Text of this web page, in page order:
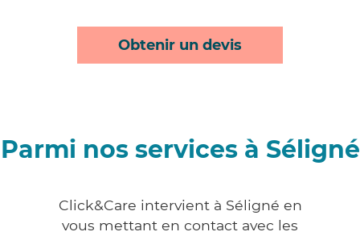
Obtenir un devis
Parmi nos services à Séligné
Click&Care intervient à Séligné en
vous mettant en contact avec les